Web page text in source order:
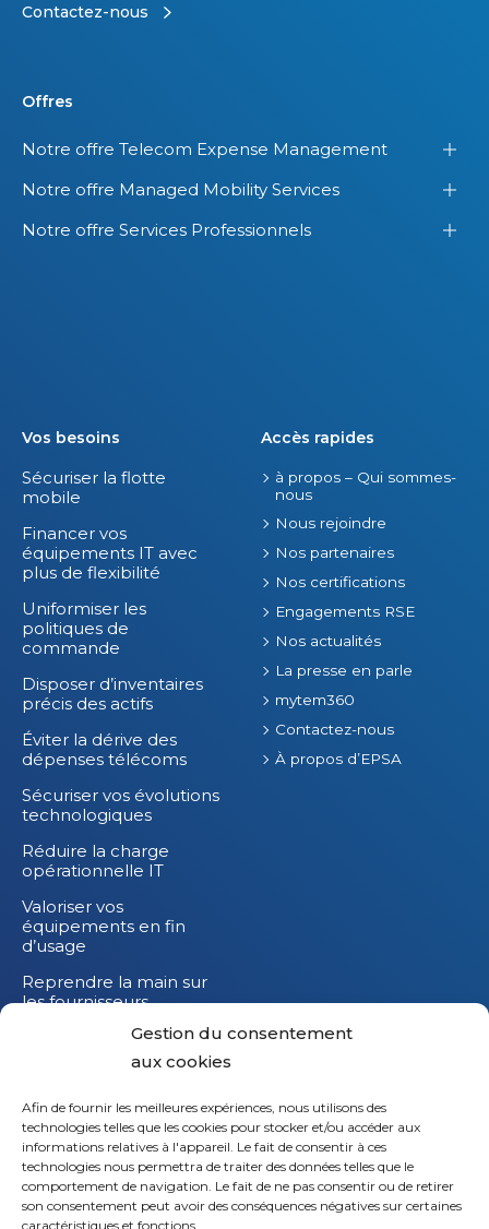
Gestion du consentement
aux cookies
Afin de fournir les meilleures expériences, nous utilisons des
technologies telles que les cookies pour stocker et/ou accéder aux
informations relatives à l'appareil. Le fait de consentir à ces
technologies nous permettra de traiter des données telles que le
comportement de navigation. Le fait de ne pas consentir ou de retirer
son consentement peut avoir des conséquences négatives sur certaines
caractéristiques et fonctions.
Contactez-nous
Offres
Notre offre Telecom Expense Management
Notre offre Managed Mobility Services
Notre offre Services Professionnels
Vos besoins
Sécuriser la flotte
mobile
Financer vos
équipements IT avec
plus de flexibilité
Uniformiser les
politiques de
commande
Disposer d’inventaires
précis des actifs
Éviter la dérive des
dépenses télécoms
Sécuriser vos évolutions
technologiques
Réduire la charge
opérationnelle IT
Valoriser vos
équipements en fin
d’usage
Reprendre la main sur
les fournisseurs
Réduire l’impact
carbone de vos
Accès rapides
à propos – Qui sommes-
nous
Nous rejoindre
Nos partenaires
Nos certifications
Engagements RSE
Nos actualités
La presse en parle
mytem360
Contactez-nous
À propos d’EPSA